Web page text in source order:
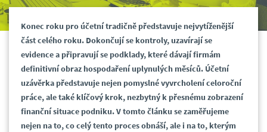
Konec roku pro účetní tradičně představuje nejvytíženější
část celého roku. Dokončují se kontroly, uzavírají se
evidence a připravují se podklady, které dávají firmám
definitivní obraz hospodaření uplynulých měsíců. Účetní
uzávěrka představuje nejen pomyslné vyvrcholení celoroční
práce, ale také klíčový krok, nezbytný k přesnému zobrazení
finanční situace podniku. V tomto článku se zaměřujeme
nejen na to, co celý tento proces obnáší, ale i na to, kterým